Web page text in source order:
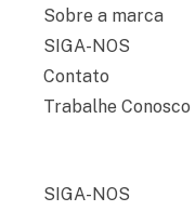
Sobre a marca
SIGA-NOS
Contato
Trabalhe Conosco
SIGA-NOS